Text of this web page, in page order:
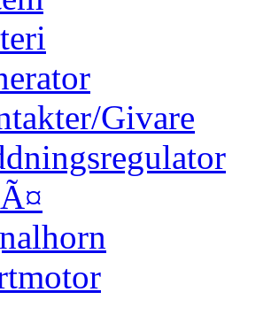
Givare